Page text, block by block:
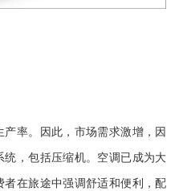
率。因此，市场需求激增，因
，包括压缩机。空调已成为大
在旅途中强调舒适和便利，配